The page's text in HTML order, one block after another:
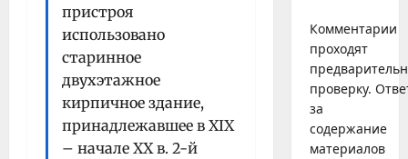
пристроя
использовано
старинное
двухэтажное
кирпичное здание,
принадлежавшее в XIX
– начале XX в. 2-й
Комментарии
проходят
проверку.
за
содержание
материалов